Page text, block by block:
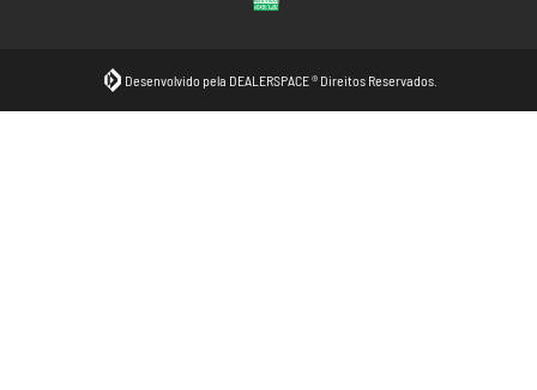
Desenvolvido pela DEALERSPACE ® Direitos Reservados.